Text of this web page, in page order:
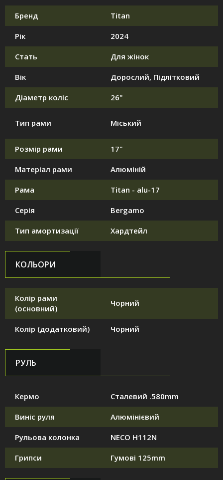
Бренд Titan
Рік 2024
Стать Для жінок
Вік Дорослий, Підлітковий
Діаметр коліс 26"
Тип рами Міський
Розмір рами 17"
Матеріал рами Алюміній
Рама Titan - alu-17
Серія Bergamo
Тип амортизації Хардтейл
КОЛЬОРИ
Колір рами
(основний)
Чорний
Колір (додатковий) Чорний
РУЛЬ
Кермо Сталевий .580mm
Виніс руля Алюмінієвий
Рульова колонка NECO H112N
Грипси Гумові 125mm